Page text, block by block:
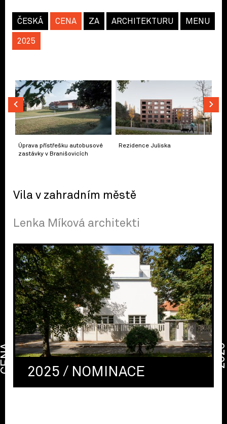
ČESKÁ CENA ZA ARCHITEKTURU
2025
MENU
Úprava přístřešku autobusové
zastávky v Branišovicích
Rezidence Juliska
Vila v zahradním městě
Lenka Míková architekti
2025 / NOMINACE
CENA 2026